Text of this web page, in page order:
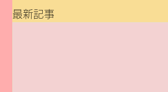
最新記事